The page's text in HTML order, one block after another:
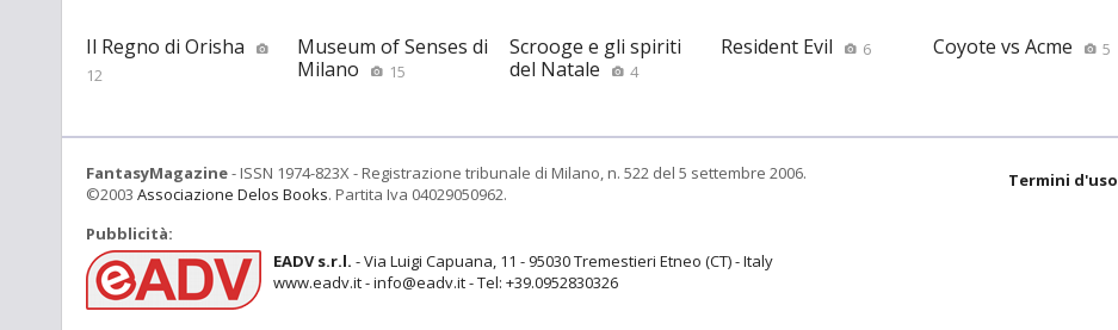
Il Regno di Orisha
12
Museum of Senses di
Milano
15
Scrooge e gli spiriti
del Natale
4
Resident Evil 6 Coyote vs Acme 5
Termini d'uso
FantasyMagazine- ISSN 1974-823X - Registrazione tribunale di Milano, n. 522 del 5 settembre 2006.
©2003 Associazione Delos Books. Partita Iva 04029050962.
Pubblicità:
EADV s.r.l. - Via Luigi Capuana, 11 - 95030 Tremestieri Etneo (CT) - Italy
www.eadv.it - info@eadv.it - Tel: +39.0952830326